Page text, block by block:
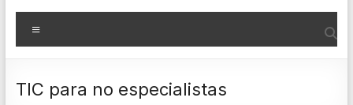
TIC para no especialistas